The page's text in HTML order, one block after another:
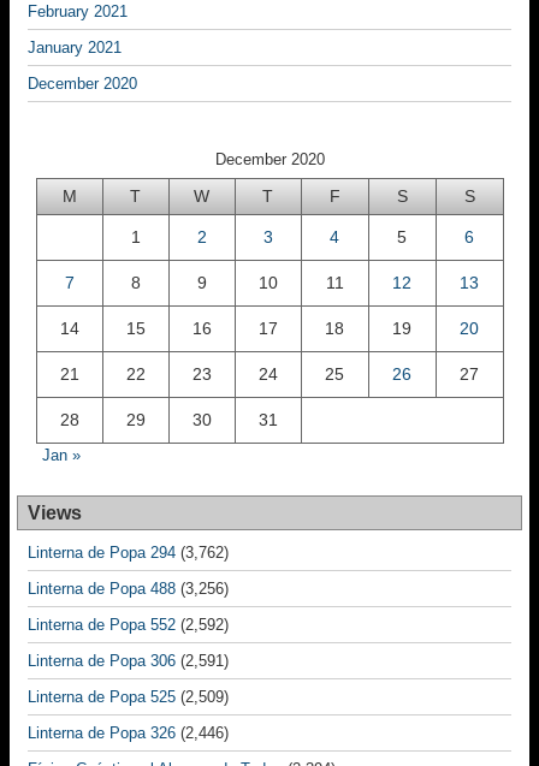
February 2021
January 2021
December 2020
December 2020
M T W T F S S
1 2 3 4 5 6
7 8 9 10 11 12 13
14 15 16 17 18 19 20
21 22 23 24 25 26 27
28 29 30 31
Jan »
Views
Linterna de Popa 294 (3,762)
Linterna de Popa 488 (3,256)
Linterna de Popa 552 (2,592)
Linterna de Popa 306 (2,591)
Linterna de Popa 525 (2,509)
Linterna de Popa 326 (2,446)